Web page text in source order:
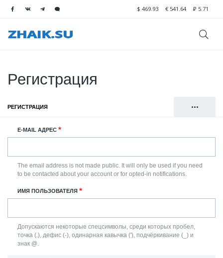
$ 469.93 € 541.64 ₽ 5.71
Регистрация
•••
вкладки
ВОЙТИ
РЕГИСТРАЦИЯ
E-MAIL АДРЕС
The email address is not made public. It will only be used if you need
to be contacted about your account or for opted-in notifications.
ИМЯ ПОЛЬЗОВАТЕЛЯ
Допускаются некоторые спецсимволы, среди которых пробел,
точка (.), дефис (-), одинарная кавычка ('), подчёркивание (_) и
знак @.